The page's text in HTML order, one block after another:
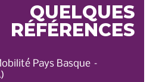
QUELQUES
RÉFÉRENCES
Pays Basque –